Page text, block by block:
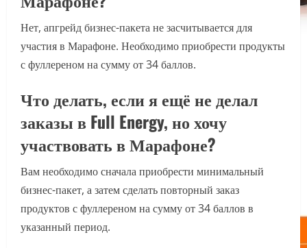
Нет, апгрейд бизнес-пакета не засчитывается для
участия в Марафоне. Необходимо приобрести продукты
с фуллереном на сумму от 34 баллов.
Что делать, если я ещё не делал
заказы в Full Energy, но хочу
участвовать в Марафоне?
Вам необходимо сначала приобрести минимальный
бизнес-пакет, а затем сделать повторный заказ
продуктов с фуллереном на сумму от 34 баллов в
указанный период.